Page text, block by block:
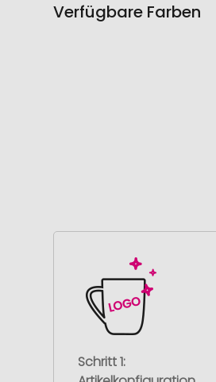
Verfügbare Farben
Schritt 1: